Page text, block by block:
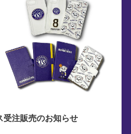
受注販売のお知らせ